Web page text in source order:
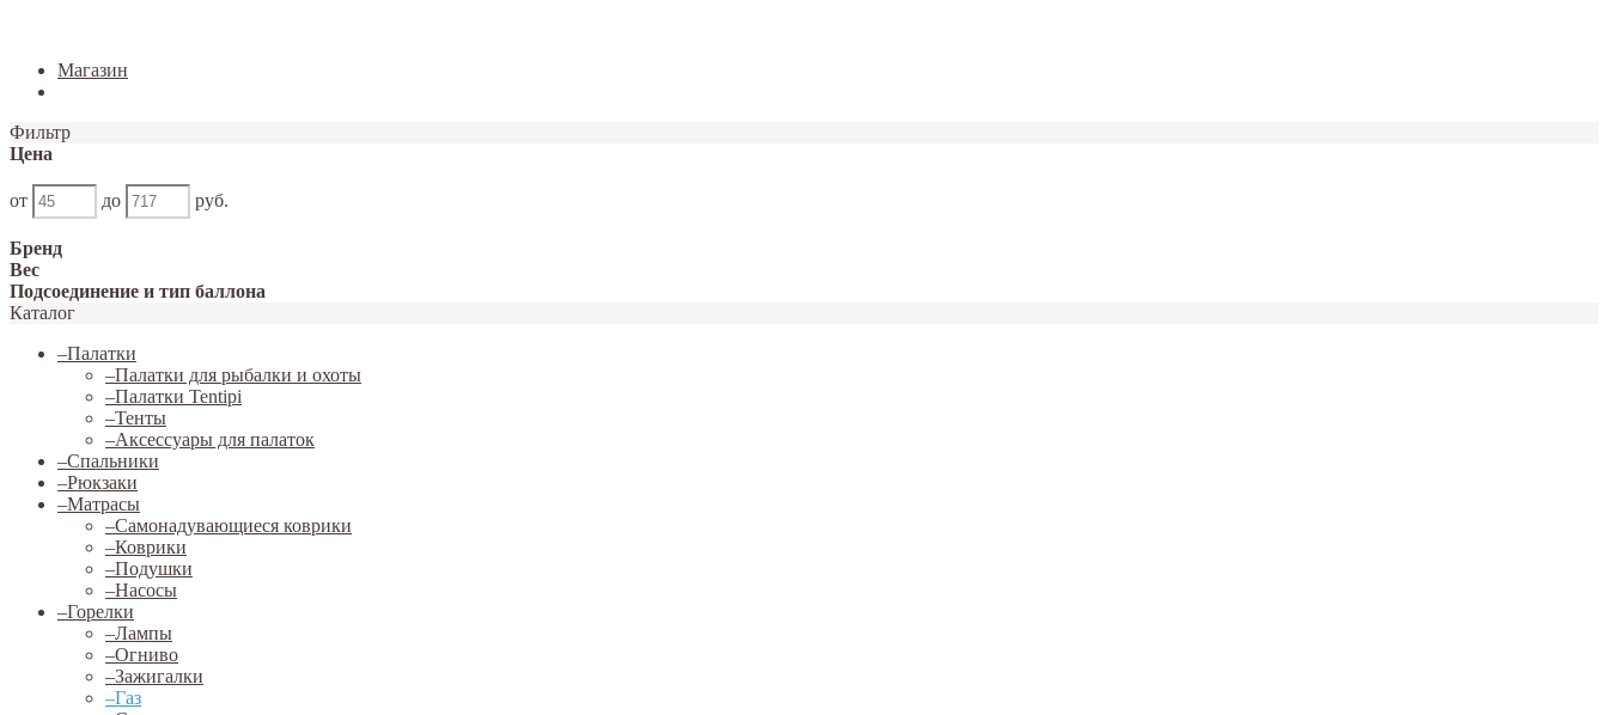
Магазин
Фильтр
Цена
от до руб.
Бренд
Вес
Подсоединение и тип баллона
Каталог
–Палатки
–Палатки для рыбалки и охоты
–Палатки Tentipi
–Тенты
–Аксессуары для палаток
–Спальники
–Рюкзаки
–Матрасы
–Самонадувающиеся коврики
–Коврики
–Подушки
–Насосы
–Горелки
–Лампы
–Огниво
–Зажигалки
–Газ